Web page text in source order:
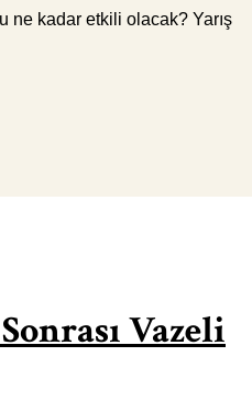
ne kadar etkili olacak? Yarış
Vazeli